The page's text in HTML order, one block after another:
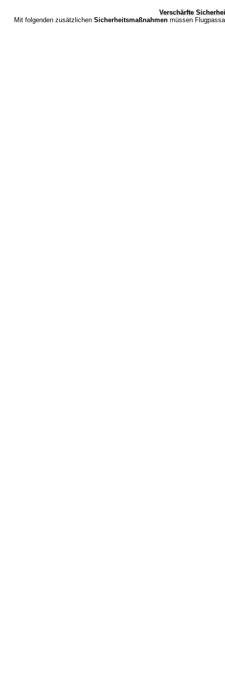
Verschärfte
Mit folgenden zusätzlichen Sicherheitsmaßnahmen müssen